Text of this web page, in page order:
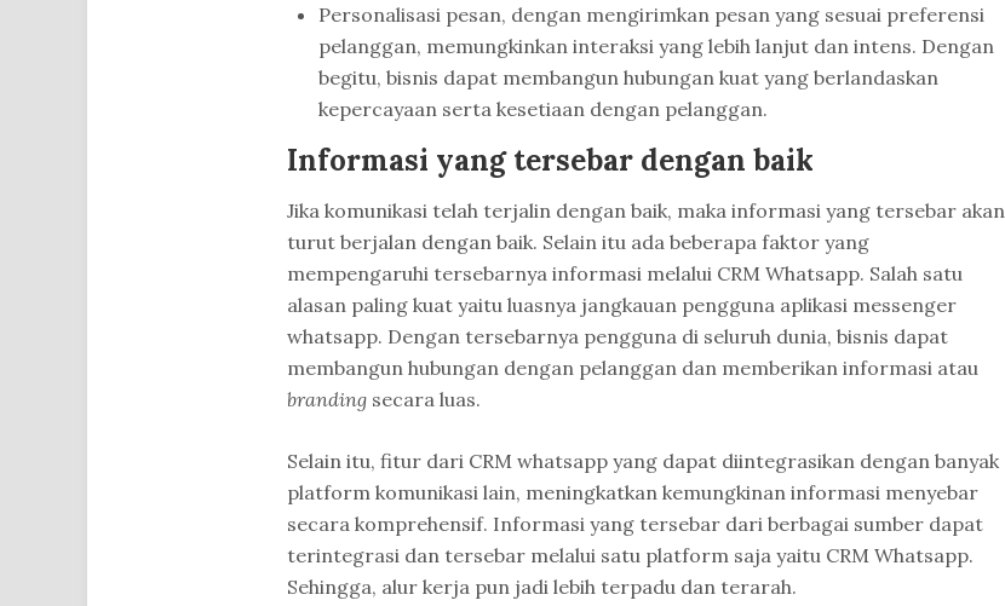
Personalisasi pesan, dengan mengirimkan pesan yang sesuai preferensi
pelanggan, memungkinkan interaksi yang lebih lanjut dan intens. Dengan
begitu, bisnis dapat membangun hubungan kuat yang berlandaskan
kepercayaan serta kesetiaan dengan pelanggan.
Informasi yang tersebar dengan baik
Jika komunikasi telah terjalin dengan baik, maka informasi yang tersebar akan
turut berjalan dengan baik. Selain itu ada beberapa faktor yang
mempengaruhi tersebarnya informasi melalui CRM Whatsapp. Salah satu
alasan paling kuat yaitu luasnya jangkauan pengguna aplikasi messenger
whatsapp. Dengan tersebarnya pengguna di seluruh dunia, bisnis dapat
membangun hubungan dengan pelanggan dan memberikan informasi atau
brandingsecara luas.
Selain itu, fitur dari CRM whatsapp yang dapat diintegrasikan dengan banyak
platform komunikasi lain, meningkatkan kemungkinan informasi menyebar
secara komprehensif. Informasi yang tersebar dari berbagai sumber dapat
terintegrasi dan tersebar melalui satu platform saja yaitu CRM Whatsapp.
Sehingga, alur kerja pun jadi lebih terpadu dan terarah.